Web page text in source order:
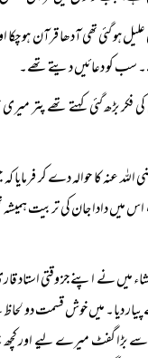
علیل ہو گئی تھی آدھا قرآن
دے۔ سب کو دعائیں دیتے تھے۔
بڑھ گئی کہتے تھے پتر
اللہ عنہ کا حوالہ دے کر
میں دادا جان کی تربیت
عشاء میں نے اپنے جز وقتی
میں خوش قسمت دو لحاظ
گفٹ میرے لیے اور کچھ